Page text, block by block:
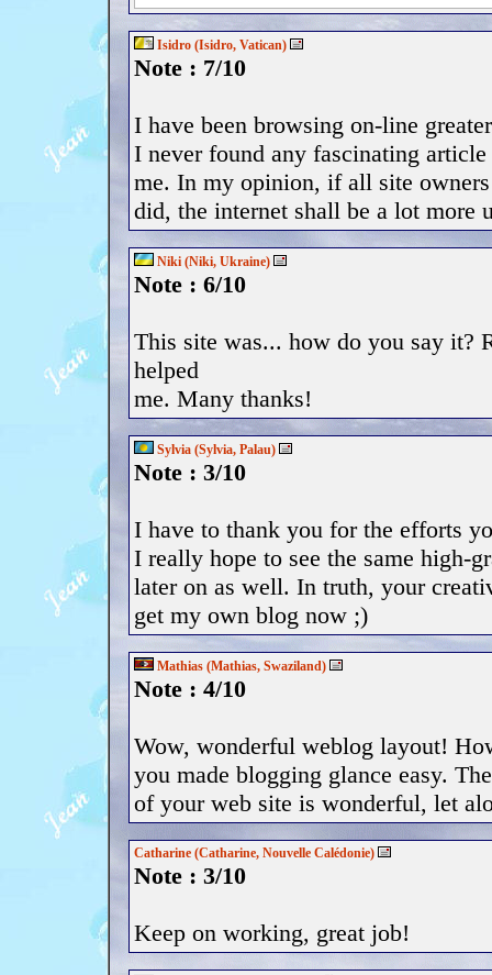
Isidro (Isidro, Vatican)
Note : 7/10
I have been browsing on-line
I never found any fascinating
me. In my opinion, if all site
did, the internet shall be a lot more
Niki (Niki, Ukraine)
Note : 6/10
This site was... how do you say it?
helped
me. Many thanks!
Sylvia (Sylvia, Palau)
Note : 3/10
I have to thank you for the efforts
I really hope to see the same high-
later on as well. In truth, your
get my own blog now ;)
Mathias (Mathias, Swaziland)
Note : 4/10
Wow, wonderful weblog layout!
you made blogging glance easy.
of your web site is wonderful, let
Catharine (Catharine, Nouvelle Calédonie)
Note : 3/10
Keep on working, great job!